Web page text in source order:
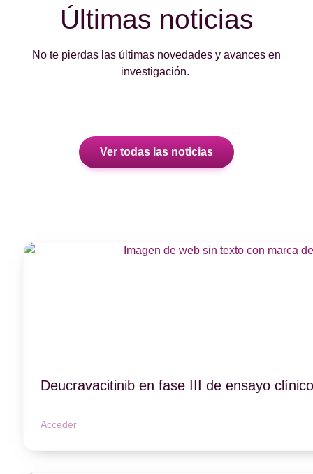
Últimas noticias
No te pierdas las últimas novedades y avances en
investigación.
Ver todas las noticias
Deucravacitinib en fase III de ensayo
Acceder